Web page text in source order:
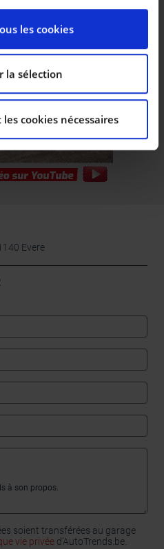
traitement de vos données
préférences, reportez-vous
pouvez modifier ou
à tout moment à partir de
de personnaliser le
des fonctionnalités
et d’analyser notre trafic.
des informations sur
informations que vous
les cookies
la sélection
cookies nécessaires
Evere
soient transférées au garage
vie privée d’AutoTrends.be.